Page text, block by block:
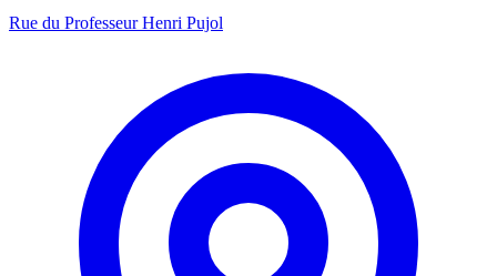
Rue du Professeur Henri Pujol